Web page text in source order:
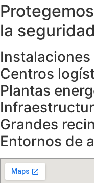
la
Centros
Plantas
Grandes
Entornos de